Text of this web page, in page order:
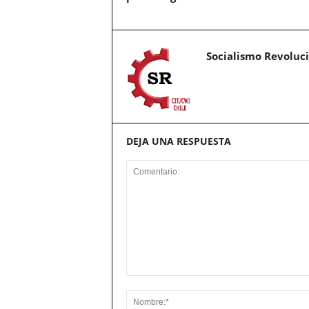
Socialismo
DEJA UNA RESPUESTA